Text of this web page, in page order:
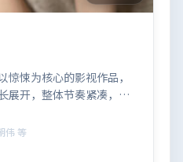
悚为核心的影视作品，
展开，整体节奏紧凑，值
伟 等